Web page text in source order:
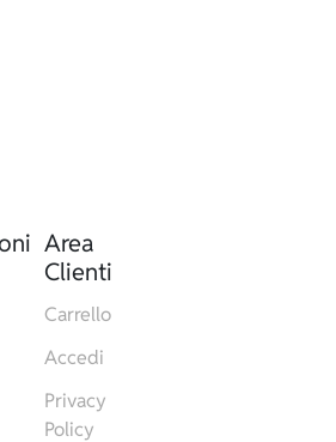
Area
Clienti
Carrello
Accedi
Privacy
Policy